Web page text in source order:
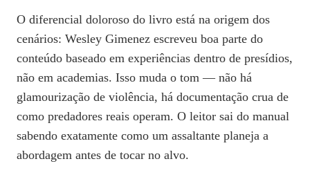
O diferencial doloroso do livro está na origem dos
cenários: Wesley Gimenez escreveu boa parte do
conteúdo baseado em experiências dentro de presídios,
não em academias. Isso muda o tom — não há
glamourização de violência, há documentação crua de
como predadores reais operam. O leitor sai do manual
sabendo exatamente como um assaltante planeja a
abordagem antes de tocar no alvo.